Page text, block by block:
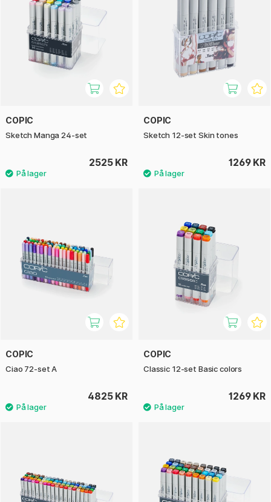
COPIC
Sketch Manga 24-set
2525 KR
COPIC
Sketch 12-set Skin tones
1269 KR
COPIC
Ciao 72-set A
4825 KR
COPIC
Classic 12-set Basic colors
1269 KR